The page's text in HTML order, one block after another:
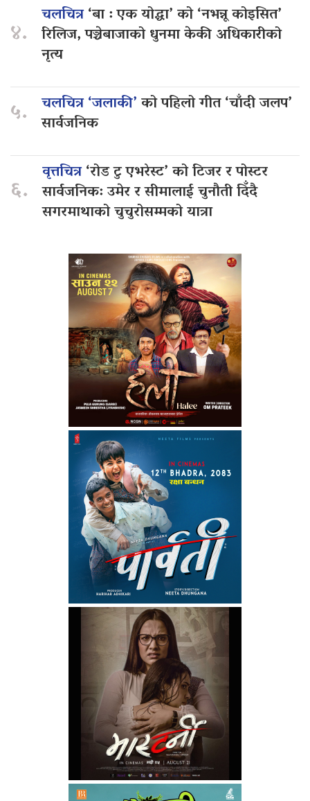
४.
चलचित्र‘बा : एक योद्धा’ को ‘नभन्नू कोइसित’
रिलिज, पञ्चेबाजाको धुनमा केकी अधिकारीको
नृत्य
५. चलचित्र ‘जलाकी’को पहिलो गीत ‘चाँदी जलप’
सार्वजनिक
६.
वृत्तचित्र‘रोड टु एभरेस्ट’ को टिजर र पोस्टर
सार्वजनिक: उमेर र सीमालाई चुनौती दिँदै
सगरमाथाको चुचुरोसम्मको यात्रा